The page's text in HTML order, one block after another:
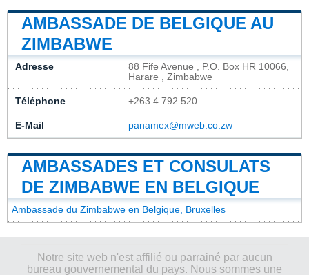
AMBASSADE DE BELGIQUE AU
ZIMBABWE
Adresse
88 Fife Avenue , P.O. Box HR 10066,
Harare , Zimbabwe
Téléphone +263 4 792 520
E-Mail panamex@mweb.co.zw
AMBASSADES ET CONSULATS
DE ZIMBABWE EN BELGIQUE
Ambassade du Zimbabwe en Belgique, Bruxelles
Notre site web n'est affilié ou parrainé par aucun
bureau gouvernemental du pays. Nous sommes une